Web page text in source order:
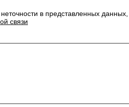
в представленных
связи